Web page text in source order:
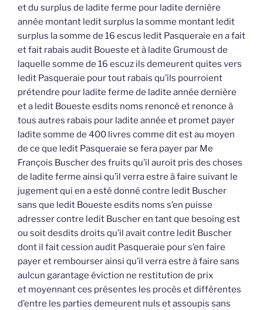
et du surplus de ladite ferme pour ladite dernière
année montant ledit surplus la somme montant ledit
surplus la somme de 16 escus ledit Pasqueraie en a fait
et fait rabais audit Boueste et à ladite Grumoust de
laquelle somme de 16 escuz ils demeurent quites vers
ledit Pasqueraie pour tout rabais qu’ils pourroient
prétendre pour ladite ferme de ladite année dernière
et a ledit Boueste esdits noms renoncé et renonce à
tous autres rabais pour ladite année et promet payer
ladite somme de 400 livres comme dit est au moyen
de ce que ledit Pasqueraie se fera payer par Me
François Buscher des fruits qu’il auroit pris des choses
de ladite ferme ainsi qu’il verra estre à faire suivant le
jugement qui en a esté donné contre ledit Buscher
sans que ledit Boueste esdits noms s’en puisse
adresser contre ledit Buscher en tant que besoing est
ou soit desdits droits qu’il avait contre ledit Buscher
dont il fait cession audit Pasqueraie pour s’en faire
payer et rembourser ainsi qu’il verra estre à faire sans
aulcun garantage éviction ne restitution de prix
et moyennant ces présentes les procès et différentes
d’entre les parties demeurent nuls et assoupis sans